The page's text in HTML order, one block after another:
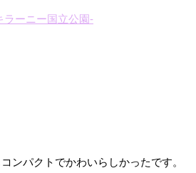
ーニー国立公園-
ンパクトでかわいらしかったです。